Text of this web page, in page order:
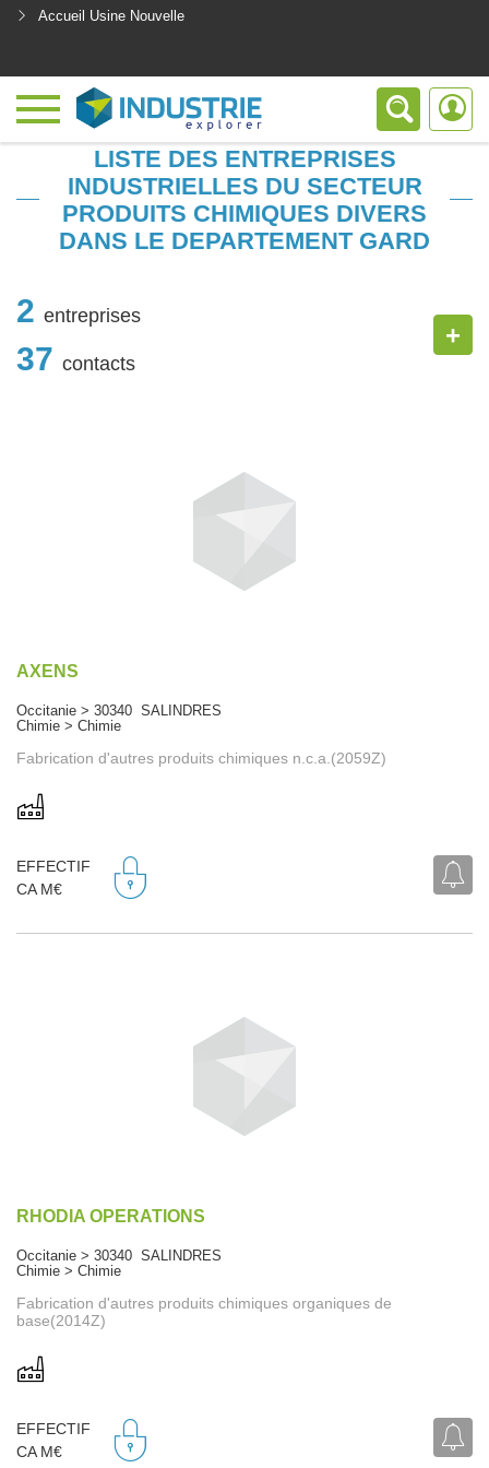
Accueil Usine Nouvelle
LISTE DES ENTREPRISES
INDUSTRIELLES DU SECTEUR
PRODUITS CHIMIQUES DIVERS
DANS LE DEPARTEMENT GARD
2 entreprises
37 contacts
+
AXENS
Occitanie > 30340 SALINDRES
Chimie > Chimie
Fabrication d'autres produits chimiques n.c.a.(2059Z)
EFFECTIF
CA M€
RHODIA OPERATIONS
Occitanie > 30340 SALINDRES
Chimie > Chimie
Fabrication d'autres produits chimiques organiques de
base(2014Z)
EFFECTIF
CA M€